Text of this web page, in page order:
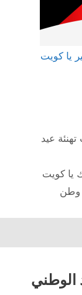
يا كويت
عيد
يا كويت
وطن
الوطني